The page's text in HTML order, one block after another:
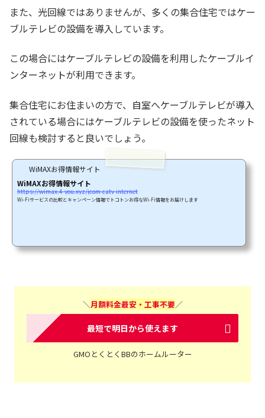
また、光回線ではありませんが、多くの集合住宅ではケー
ブルテレビの設備を導入しています。
この場合にはケーブルテレビの設備を利用したケーブルイ
ンターネットが利用できます。
集合住宅にお住まいの方で、自室へケーブルテレビが導入
されている場合にはケーブルテレビの設備を使ったネット
回線も検討すると良いでしょう。
WiMAXお得情報サイト
WiMAXお得情報サイト
https://wimax.4-you.xyz/jcom-catv-internet
Wi-Fiサービスの比較とキャンペーン情報でトコトンお得なWi-Fi情報をお届けします
＼月額料金最安・工事不要／
最短で明日から使えます
GMOとくとくBBのホームルーター